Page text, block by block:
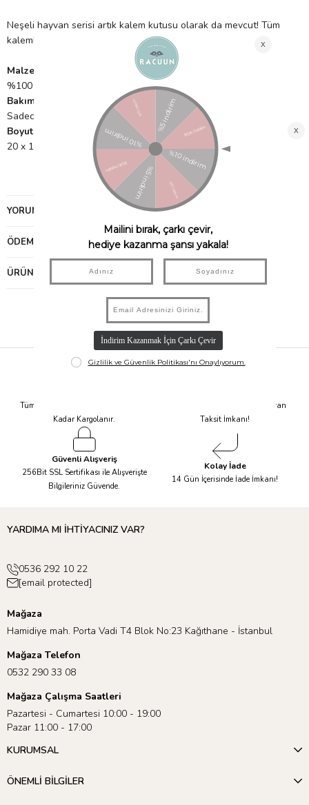
Neşeli hayvan serisi artık kalem kutusu olarak da mevcut! Tüm
kalemlerinizi ve kurşun kalemlerinizi güvenli bir yer verin.
Malzeme
%100 pamuk - astar: %95 polyester, %5 pamuk
Bakım
Sadece nokta temizliği
Boyutlar
20 x 12 x 5 cm
YORUMLAR
ÖDEME SEÇENEKLERI
ÜRÜN ÖNERILERI
Tüm Siparişleriniz Aynı Gün 14.00'a
Kadar Kargolanır.
Tüm Ürünlerde 6 Aya Kadar Varan
Taksit İmkanı!
Güvenli Alışveriş
256Bit SSL Sertifikası ile Alışverişte
Bilgileriniz Güvende.
Kolay İade
14 Gün İçerisinde İade İmkanı!
YARDIMA MI İHTİYACINIZ VAR?
0536 292 10 22
[email protected]
Mağaza
Hamidiye mah. Porta Vadi T4 Blok No:23 Kağıthane - İstanbul
Mağaza Telefon
0532 290 33 08
Mağaza Çalışma Saatleri
Pazartesi - Cumartesi 10:00 - 19:00
Pazar 11:00 - 17:00
KURUMSAL
ÖNEMLİ BİLGİLER